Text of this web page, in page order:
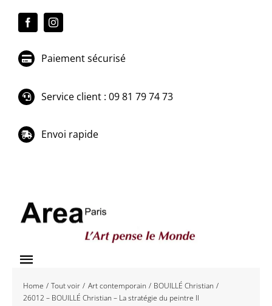
Paiement sécurisé
Service client : 09 81 79 74 73
Envoi rapide
Toggle
Navigation
Accueil
Home Tout voir Art contemporain
BOUILLÉ Christian
26012 – BOUILLÉ Christian – La stratégie du peintre II